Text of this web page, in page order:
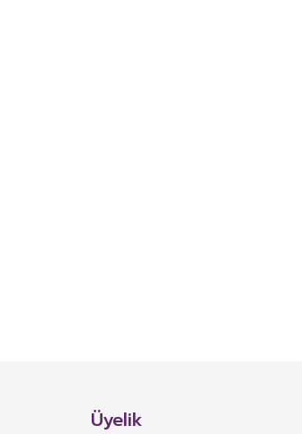
Üyelik